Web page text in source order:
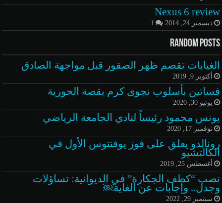
Nexus 6 review
ديسمبر 24, 2014 1
Random Posts
الغيابات تقصم ظهر الصقور قبل مواجهة الصادق
أكتوبر 9, 2019
فساتين بأسلوب نجوى كرم بقصة الحورية
يونيو 30, 2020
يونس محمود رئيساً لنادي الجامعة الرياضي
نوفمبر 17, 2020
رونالدو يعلق على فوز يوفنتوس الأول في
الكالتشيو
أغسطس 25, 2019
نصب “كطف الجكارة” في الديوانية: تساؤلات
وجدل.. وإجابات عن الغاية￼
سبتمبر 29, 2022